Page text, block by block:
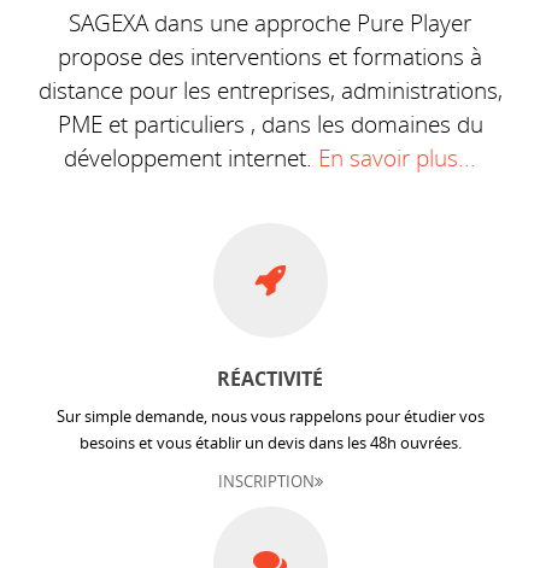
SAGEXA dans une approche Pure Player
propose des interventions et formations à
distance pour les entreprises, administrations,
PME et particuliers , dans les domaines du
développement internet. En savoir plus...
RÉACTIVITÉ
Sur simple demande, nous vous rappelons pour étudier vos
besoins et vous établir un devis dans les 48h ouvrées.
INSCRIPTION